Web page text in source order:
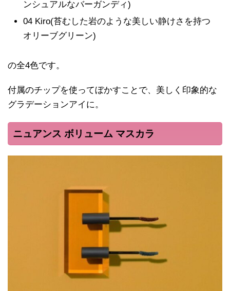
ンシュアルなバーガンディ)
04 Kiro(苔むした岩のような美しい静けさを持つ
オリーブグリーン)
の全4色です。
付属のチップを使ってぼかすことで、美しく印象的な
グラデーションアイに。
ニュアンス ボリューム マスカラ